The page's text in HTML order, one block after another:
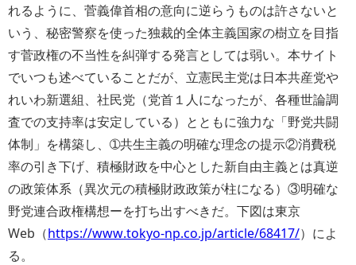
れるように、菅義偉首相の意向に逆らうものは許さないと
いう、秘密警察を使った独裁的全体主義国家の樹立を目指
す菅政権の不当性を糾弾する発言としては弱い。本サイト
でいつも述べていることだが、立憲民主党は日本共産党や
れいわ新選組、社民党（党首１人になったが、各種世論調
査での支持率は安定している）とともに強力な「野党共闘
体制」を構築し、➀共生主義の明確な理念の提示②消費税
率の引き下げ、積極財政を中心とした新自由主義とは真逆
の政策体系（異次元の積極財政政策が柱になる）③明確な
野党連合政権構想ーを打ち出すべきだ。下図は東京
Web（https://www.tokyo-np.co.jp/article/68417/）によ
る。